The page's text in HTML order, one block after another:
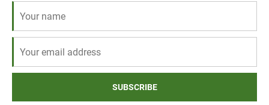
SUBSCRIBE